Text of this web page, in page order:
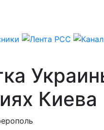
Киева